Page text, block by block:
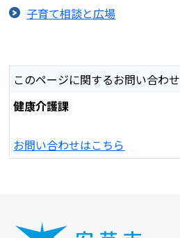
子育て相談と広場
このページに関するお問い合わせ
健康介護課
お問い合わせはこちら